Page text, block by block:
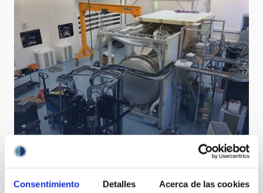
Consentimiento Detalles Acerca de las cookies
ESPRESSO